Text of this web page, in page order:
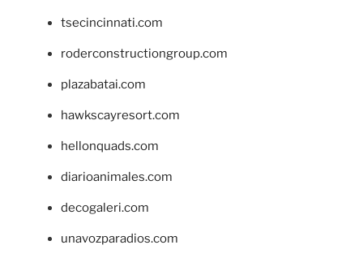
tsecincinnati.com
roderconstructiongroup.com
plazabatai.com
hawkscayresort.com
hellonquads.com
diarioanimales.com
decogaleri.com
unavozparadios.com